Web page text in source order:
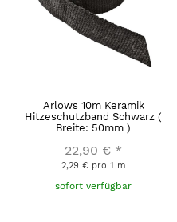
Arlows 10m Keramik
Hitzeschutzband Schwarz (
Breite: 50mm )
22,90 € *
2,29 € pro 1 m
sofort verfügbar